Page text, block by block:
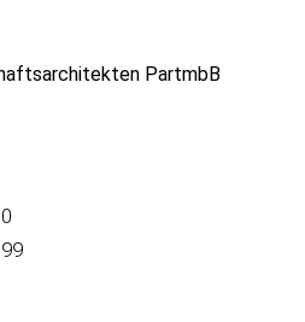
PartmbB